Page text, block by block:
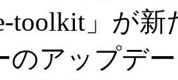
toolkit」が
のアップデ